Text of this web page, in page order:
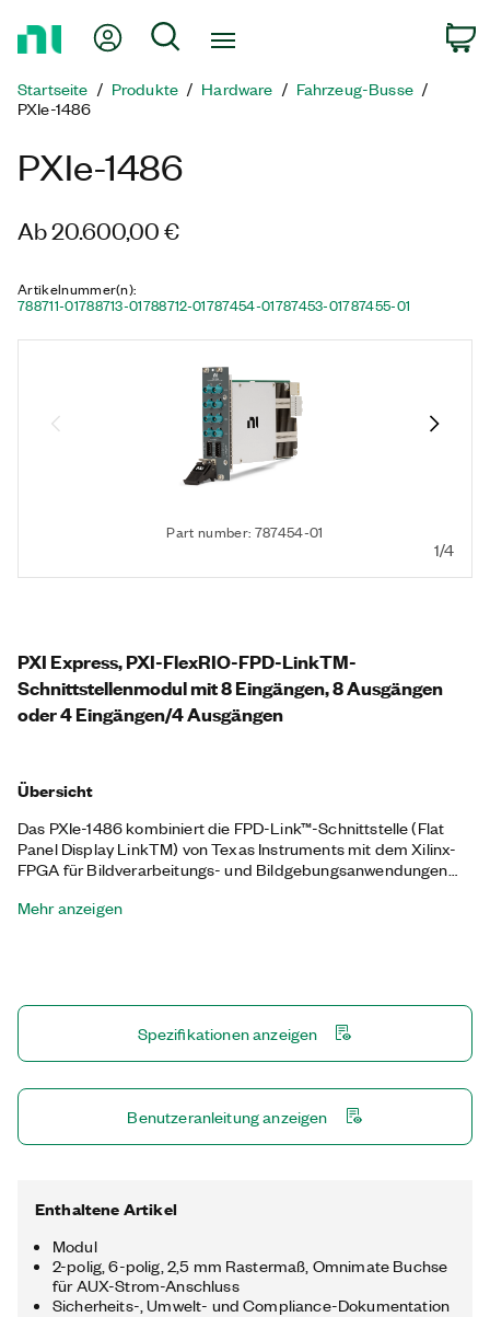
zur
Mein KontoSuche
Startseite Produkte Hardware
Fahrzeug-Busse
PXIe-1486
PXIe-1486
Ab 20.600,00 €
Artikelnummer(n):
788711-01788713-01788712-01787454-01787453-01787455-01
Part number: 787454-01
1/4
PXI Express, PXI-FlexRIO-FPD-LinkTM-
Schnittstellenmodul mit 8 Eingängen, 8 Ausgängen
oder 4 Eingängen/4 Ausgängen
Übersicht
Das PXIe-1486 kombiniert die FPD-Link™-Schnittstelle (Flat
Panel Display LinkTM) von Texas Instruments mit dem Xilinx-
FPGA für Bildverarbeitungs- und Bildgebungsanwendungen
Schnittstelle mit hohen Geschwindigkeiten für die Verwendung
Deserialisierern mit einem Xilinx-FPGA, um eine anpassbare
FPD-Link™-Schnittstelle mit hohem Durchsatz auf PXI zu
bieten. Der im Lieferumfang enthaltene FlexRIO Treiber mit
Power-over-Coax (PoC), I²C-Back-Channel-Kommunikation
und General Purpose Input/Output (GPIO) auf den FPD-Link™-
Kanälen. Das PXIe-1486 eignet sich ideal für Anwendungen wie
Texas Instruments.
Mehr anzeigen
Spezifikationen anzeigen
Benutzeranleitung anzeigen
Enthaltene Artikel
Modul
2-polig, 6-polig, 2,5 mm Rastermaß, Omnimate Buchse
für AUX-Strom-Anschluss
Sicherheits-, Umwelt- und Compliance-Dokumentation